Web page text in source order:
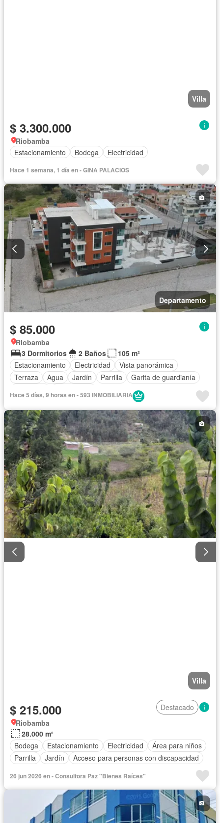
Villa
$ 3.300.000
Riobamba
Estacionamiento
Bodega Electricidad
Hace 1 semana, 1 día en - GINA PALACIOS
Departamento
$ 85.000
Riobamba
3 Dormitorios
2 Baños
105 m²
Estacionamiento
Electricidad
Vista panorámica
Terraza
Agua Jardín Parrilla
Garita de guardianía
Hace 5 días, 9 horas en - 593 INMOBILIARIA
Villa
$ 215.000
Destacado
Riobamba
28.000 m²
Bodega
Estacionamiento Electricidad
Área para niños
Parrilla
Jardín Acceso para personas con discapacidad
26 jun 2026 en - Consultora Paz "Bienes Raíces"